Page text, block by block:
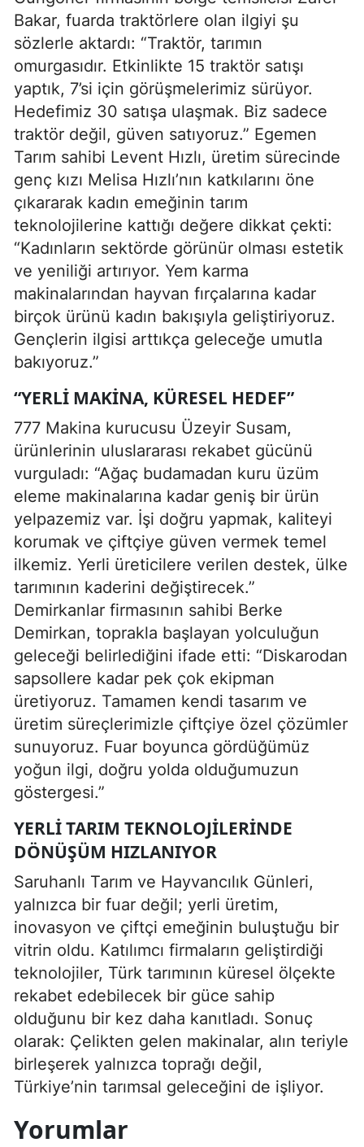
Bakar, fuarda traktörlere olan ilgiyi şu
sözlerle aktardı: “Traktör, tarımın
omurgasıdır. Etkinlikte 15 traktör satışı
yaptık, 7’si için görüşmelerimiz sürüyor.
Hedefimiz 30 satışa ulaşmak. Biz sadece
traktör değil, güven satıyoruz.” Egemen
Tarım sahibi Levent Hızlı, üretim sürecinde
genç kızı Melisa Hızlı’nın katkılarını öne
çıkararak kadın emeğinin tarım
teknolojilerine kattığı değere dikkat çekti:
“Kadınların sektörde görünür olması estetik
ve yeniliği artırıyor. Yem karma
makinalarından hayvan fırçalarına kadar
birçok ürünü kadın bakışıyla geliştiriyoruz.
Gençlerin ilgisi arttıkça geleceğe umutla
bakıyoruz.”
“YERLI MAKINA, KÜRESEL HEDEF”
777 Makina kurucusu Üzeyir Susam,
ürünlerinin uluslararası rekabet gücünü
vurguladı: “Ağaç budamadan kuru üzüm
eleme makinalarına kadar geniş bir ürün
yelpazemiz var. İşi doğru yapmak, kaliteyi
korumak ve çiftçiye güven vermek temel
ilkemiz. Yerli üreticilere verilen destek, ülke
tarımının kaderini değiştirecek.”
Demirkanlar firmasının sahibi Berke
Demirkan, toprakla başlayan yolculuğun
geleceği belirlediğini ifade etti: “Diskarodan
sapsollere kadar pek çok ekipman
üretiyoruz. Tamamen kendi tasarım ve
üretim süreçlerimizle çiftçiye özel çözümler
sunuyoruz. Fuar boyunca gördüğümüz
yoğun ilgi, doğru yolda olduğumuzun
göstergesi.”
YERLI TARIM TEKNOLOJILERINDE
DÖNÜŞÜM HIZLANIYOR
Saruhanlı Tarım ve Hayvancılık Günleri,
yalnızca bir fuar değil; yerli üretim,
inovasyon ve çiftçi emeğinin buluştuğu bir
vitrin oldu. Katılımcı firmaların geliştirdiği
teknolojiler, Türk tarımının küresel ölçekte
rekabet edebilecek bir güce sahip
olduğunu bir kez daha kanıtladı. Sonuç
olarak: Çelikten gelen makinalar, alın teriyle
birleşerek yalnızca toprağı değil,
Türkiye’nin tarımsal geleceğini de işliyor.
Yorumlar